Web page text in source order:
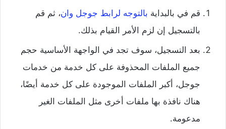
قم في بالبداية بالتوجه لرابط جوجل وان، ثم قم
بالتسجيل إن لزم الأمر القيام بذلك.
بعد التسجيل، سوف تجد في الواجهة الأساسية حجم
جميع الملفات المحذوفة على كل خدمة من خدمات
جوجل، أكبر الملفات الموجودة على كل خدمة أيضًا،
هناك نافذة بها ملفات أخرى مثل الملفات الغير
مدعومة.